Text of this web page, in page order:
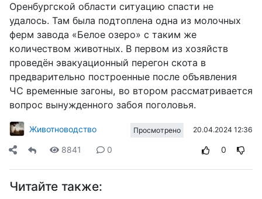
Оренбургской области ситуацию спасти не
удалось. Там была подтоплена одна из молочных
ферм завода «Белое озеро» с таким же
количеством животных. В первом из хозяйств
проведён эвакуационный перегон скота в
предварительно построенные после объявления
ЧС временные загоны, во втором рассматривается
вопрос вынужденного забоя поголовья.
Животноводство Просмотрено 20.04.2024 12:36
8841 0 0
Читайте также: